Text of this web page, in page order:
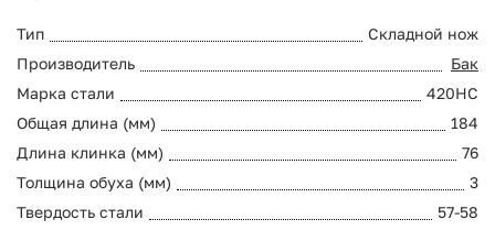
Тип
Складной нож
Производитель
Бак
Марка стали
420HC
Общая длина (мм)
184
Длина клинка (мм)
76
Толщина обуха (мм)
3
Твердость стали
57-58